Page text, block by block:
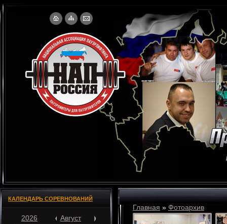
КАЛЕНДАРЬ СОРЕВНОВАНИЙ
2026
Август
Главная » Фотоархив